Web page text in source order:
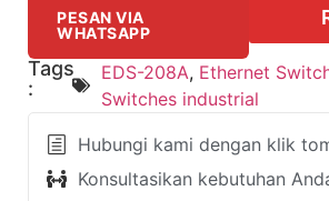
PESAN VIA
WHATSAPP
Tags
:
EDS-208A, Ethernet
Switches industrial
Hubungi kami dengan klik
Konsultasikan kebutuhan